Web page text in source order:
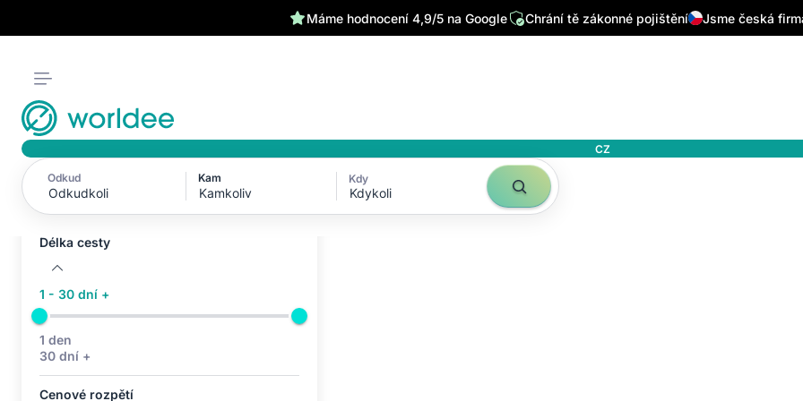
Máme hodnocení 4,9/5 na Google Chrání tě zákonné pojištění Jsme česká
CZ
Odkud Kam Kdy
Kdykoli
Aktivní filtry (0)
Žádné aktivní filtry
Délka cesty
1 - 30 dní +
1 den
30 dní +
Cenové rozpětí